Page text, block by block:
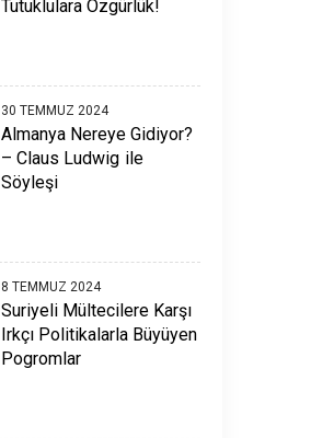
Tutuklulara Özgürlük!
30 TEMMUZ 2024
Almanya Nereye Gidiyor?
– Claus Ludwig ile
Söyleşi
8 TEMMUZ 2024
Suriyeli Mültecilere Karşı
Irkçı Politikalarla Büyüyen
Pogromlar